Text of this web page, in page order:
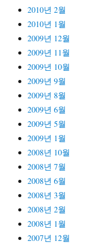
2010년 2월
2010년 1월
2009년 12월
2009년 11월
2009년 10월
2009년 9월
2009년 8월
2009년 6월
2009년 5월
2009년 1월
2008년 10월
2008년 7월
2008년 6월
2008년 3월
2008년 2월
2008년 1월
2007년 12월